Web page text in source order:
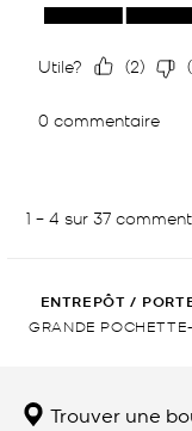
ENTREPÔT /
GRANDE
Trouver une